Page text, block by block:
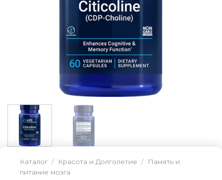
Каталог / Красота и Долголетие /
Память и
питание мозга